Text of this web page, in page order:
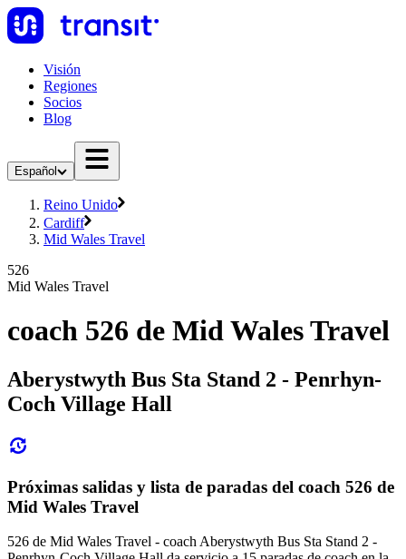
Visión
Regiones
Socios
Blog
Español
Reino Unido
Cardiff
Mid Wales Travel
526
Mid Wales Travel
coach 526 de Mid Wales Travel
Aberystwyth Bus Sta Stand 2 - Penrhyn-
Coch Village Hall
Próximas salidas y lista de paradas del coach 526 de
Mid Wales Travel
526 de Mid Wales Travel - coach Aberystwyth Bus Sta Stand 2 -